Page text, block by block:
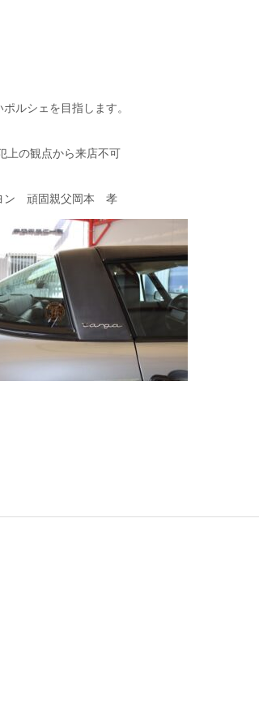
ルシェを目指します。
上の観点から来店不可
ン 頑固親父岡本 孝